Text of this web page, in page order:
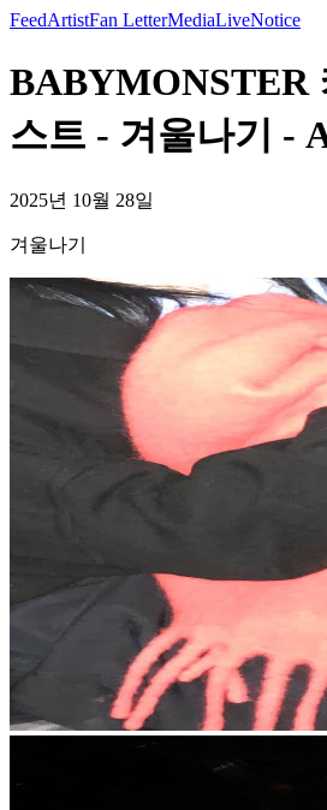
FeedArtistFan LetterMediaLiveNotice
BABYMONSTER
스트 - 겨울나기 -
2025년 10월 28일
겨울나기